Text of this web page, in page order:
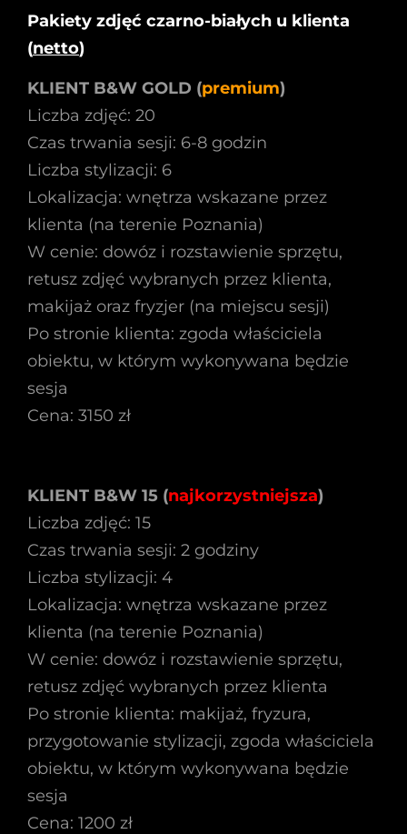
Pakiety zdjęć czarno-białych u klienta
(netto)
KLIENT B&W GOLD (premium)
Liczba zdjęć: 20
Czas trwania sesji: 6-8 godzin
Liczba stylizacji: 6
Lokalizacja: wnętrza wskazane przez
klienta (na terenie Poznania)
W cenie: dowóz i rozstawienie sprzętu,
retusz zdjęć wybranych przez klienta,
makijaż oraz fryzjer (na miejscu sesji)
Po stronie klienta: zgoda właściciela
obiektu, w którym wykonywana będzie
sesja
Cena: 3150 zł
KLIENT B&W 15 (najkorzystniejsza)
Liczba zdjęć: 15
Czas trwania sesji: 2 godziny
Liczba stylizacji: 4
Lokalizacja: wnętrza wskazane przez
klienta (na terenie Poznania)
W cenie: dowóz i rozstawienie sprzętu,
retusz zdjęć wybranych przez klienta
Po stronie klienta: makijaż, fryzura,
przygotowanie stylizacji, zgoda właściciela
obiektu, w którym wykonywana będzie
sesja
Cena: 1200 zł